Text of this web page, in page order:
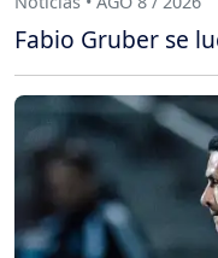
Fabio Gruber se